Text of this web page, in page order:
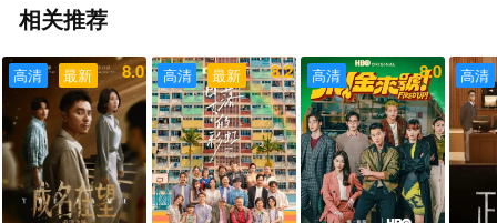
相关推荐
最新
高清 8.0 最新
高清 8.2 高清 8.0 高清